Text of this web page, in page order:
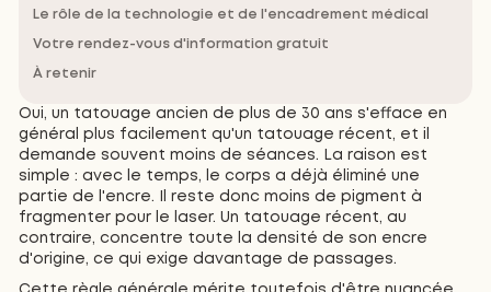
Oui, un tatouage ancien de plus de 30 ans s'efface en
général plus facilement qu'un tatouage récent, et il
demande souvent moins de séances. La raison est
simple : avec le temps, le corps a déjà éliminé une
partie de l'encre. Il reste donc moins de pigment à
fragmenter pour le laser. Un tatouage récent, au
contraire, concentre toute la densité de son encre
d'origine, ce qui exige davantage de passages.
Le rôle de la technologie et de l'encadrement médical
Votre rendez-vous d'information gratuit
À retenir